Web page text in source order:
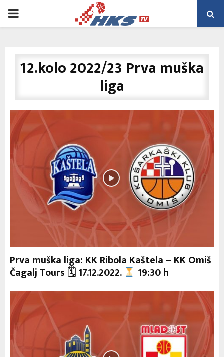
PRIMARY
12.kolo 2022/23 Prva muška
liga
Prva muška liga: KK Ribola Kaštela – KK Omiš
Čagalj Tours 🗓 17.12.2022. 19:30 h